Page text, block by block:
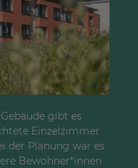
gibt es
Einzelzimmer
der Planung war es
Bewohner*innen